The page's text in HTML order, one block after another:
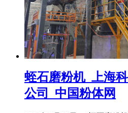
蛭石磨粉机_上海
公司_中国粉体网